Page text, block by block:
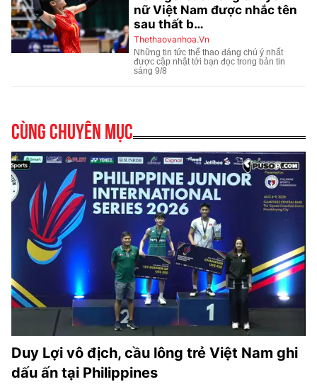
Cùng chuyên mục
Duy Lợi vô địch, cầu lông trẻ Việt Nam ghi
dấu ấn tại Philippines